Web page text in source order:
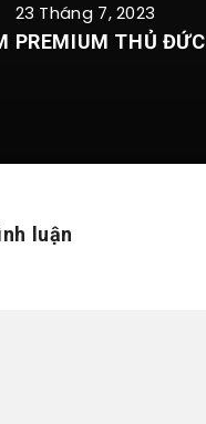
23 Tháng 7, 2023
PREMIUM THỦ ĐỨC
luận